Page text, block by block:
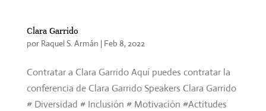
Clara Garrido
por Raquel S. Armán | Feb 8, 2022
Contratar a Clara Garrido Aquí puedes contratar la
conferencia de Clara Garrido Speakers Clara Garrido
# Diversidad # Inclusión # Motivación #Actitudes